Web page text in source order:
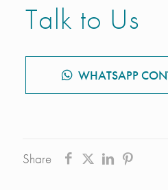
Talk to Us
WHATSAPP
Share